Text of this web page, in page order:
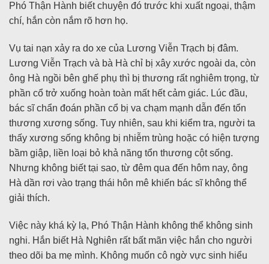
Phó Thận Hành biết chuyện đó trước khi xuất ngoại, thậm
chí, hắn còn nắm rõ hơn họ.
Vụ tai nạn xảy ra do xe của Lương Viễn Trạch bị đâm.
Lương Viễn Trạch và bà Hà chỉ bị xây xước ngoài da, còn
ông Hà ngồi bên ghế phụ thì bị thương rất nghiêm trọng, từ
phần cổ trở xuống hoàn toàn mất hết cảm giác. Lúc đầu,
bác sĩ chẩn đoán phần cổ bị va chạm mạnh dẫn đến tổn
thương xương sống. Tuy nhiên, sau khi kiểm tra, người ta
thấy xương sống không bị nhiễm trùng hoặc có hiện tượng
bầm giập, liền loại bỏ khả năng tổn thương cột sống.
Nhưng không biết tại sao, từ đêm qua đến hôm nay, ông
Hà dần rơi vào trạng thái hôn mê khiến bác sĩ không thể
giải thích.
Việc này khá kỳ lạ, Phó Thận Hành không thể không sinh
nghi. Hắn biết Hà Nghiên rất bất mãn việc hắn cho người
theo dõi ba mẹ mình. Không muốn cô ngờ vực sinh hiểu